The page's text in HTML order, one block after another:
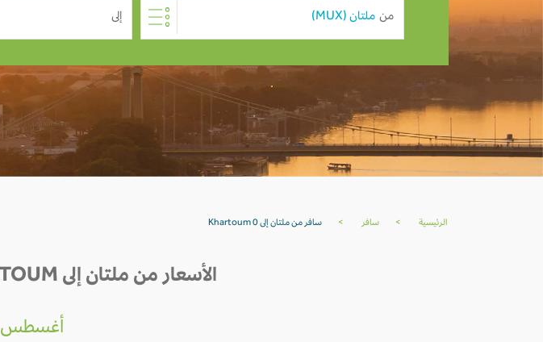
من إلى
الرئيسية > سافر > سافر من ملتان إلى Khartoum 0
الأسعار من ملتان إلى KHARTOUM خلال 30 يوم القادمة
أغسطس 2026